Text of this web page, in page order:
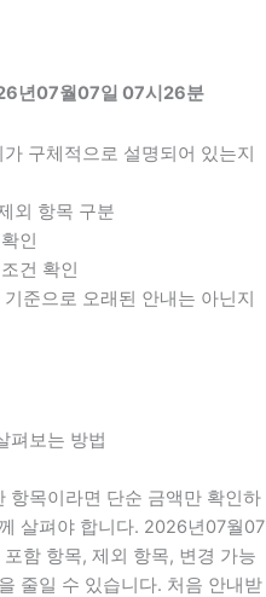
년07월07일 07시26분
구체적으로 설명되어 있는지
외 항목 구분
인
건 확인
준으로 오래된 안내는 아닌지
펴보는 방법
항목이라면 단순 금액만 확인하
살펴야 합니다. 2026년07월07
함 항목, 제외 항목, 변경 가능
줄일 수 있습니다. 처음 안내받